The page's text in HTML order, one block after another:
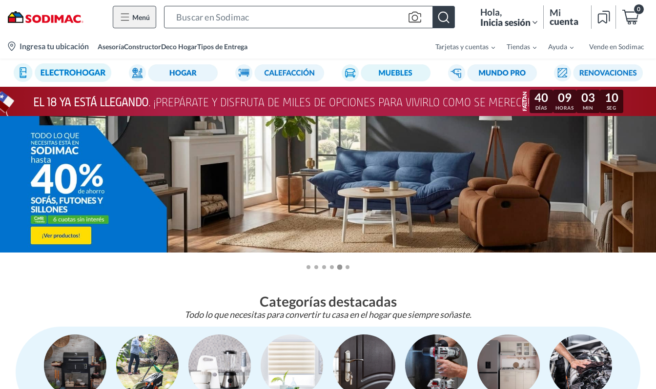
Menú Hola,
Inicia sesión
Mi
cuenta
0
location-
Ingresa tu ubicación AsesoríaConstructorDeco HogarTipos de Entrega Tarjetas y cuentas Tiendas Ayuda Vende en Sodimac
EL 18 YA ESTÁ LLEGANDO. ¡PREPÁRATE Y DISFRUTA DE MILES DE OPCIONES PARA VIVIRLO COMO SE MERECE! 40
DÍAS
09
HORAS
03
MIN
07
SEG
Categorías destacadas
Todo lo que necesitas para convertir tu casa en el hogar que siempre soñaste.